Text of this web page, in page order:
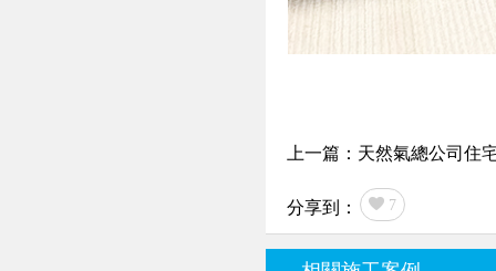
上一篇：天然氣總公司住
分享到： 7